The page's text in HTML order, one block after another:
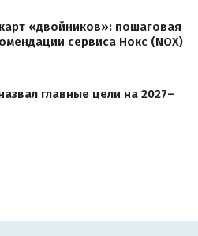
«двойников»: пошаговая
сервиса Нокс (NOX)
главные цели на 2027–